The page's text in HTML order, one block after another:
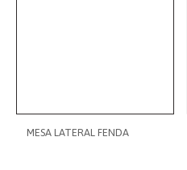
MESA LATERAL FENDA